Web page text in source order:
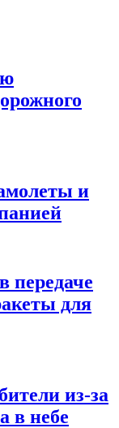
и
передаче
для
из-за
в небе